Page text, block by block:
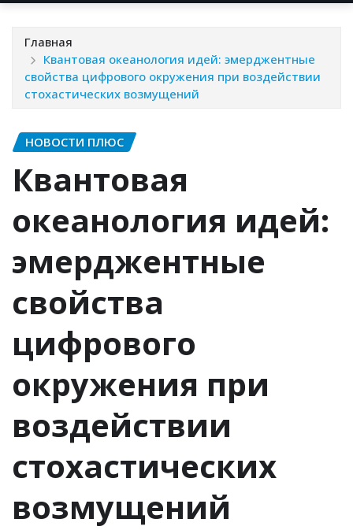
Главная
Квантовая океанология идей: эмерджентные
свойства цифрового окружения при воздействии
стохастических возмущений
НОВОСТИ ПЛЮС
Квантовая
океанология идей:
эмерджентные
свойства
цифрового
окружения при
воздействии
стохастических
возмущений